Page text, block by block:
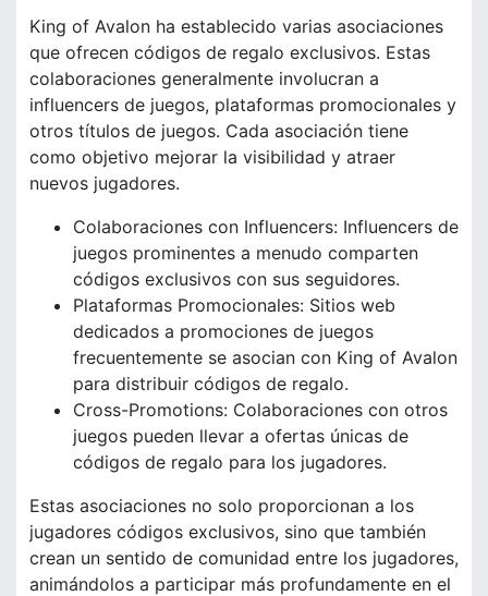
King of Avalon ha establecido varias asociaciones
que ofrecen códigos de regalo exclusivos. Estas
colaboraciones generalmente involucran a
influencers de juegos, plataformas promocionales y
otros títulos de juegos. Cada asociación tiene
como objetivo mejorar la visibilidad y atraer
nuevos jugadores.
Colaboraciones con Influencers: Influencers de
juegos prominentes a menudo comparten
códigos exclusivos con sus seguidores.
Plataformas Promocionales: Sitios web
dedicados a promociones de juegos
frecuentemente se asocian con King of Avalon
para distribuir códigos de regalo.
Cross-Promotions: Colaboraciones con otros
juegos pueden llevar a ofertas únicas de
códigos de regalo para los jugadores.
Estas asociaciones no solo proporcionan a los
jugadores códigos exclusivos, sino que también
crean un sentido de comunidad entre los jugadores,
animándolos a participar más profundamente en el